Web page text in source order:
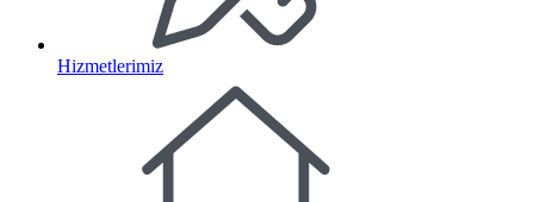
Hizmetlerimiz